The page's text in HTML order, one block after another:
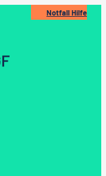
Notfall Hilfe